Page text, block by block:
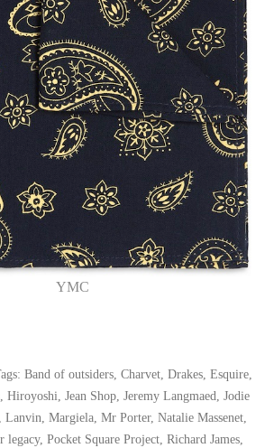
YMC
Band of outsiders, Charvet, Drakes, Esquire,
, Hiroyoshi, Jean Shop, Jeremy Langmaed, Jodie
, Lanvin, Margiela, Mr Porter, Natalie Massenet,
legacy, Pocket Square Project, Richard James,